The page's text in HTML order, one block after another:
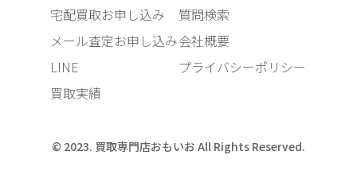
宅配買取お申し込み
メール査定お申し込み
LINE
買取実績
質問検索
会社概要
プライバシーポリシー
© 2023. 買取専門店おもいお All Rights Reserved.